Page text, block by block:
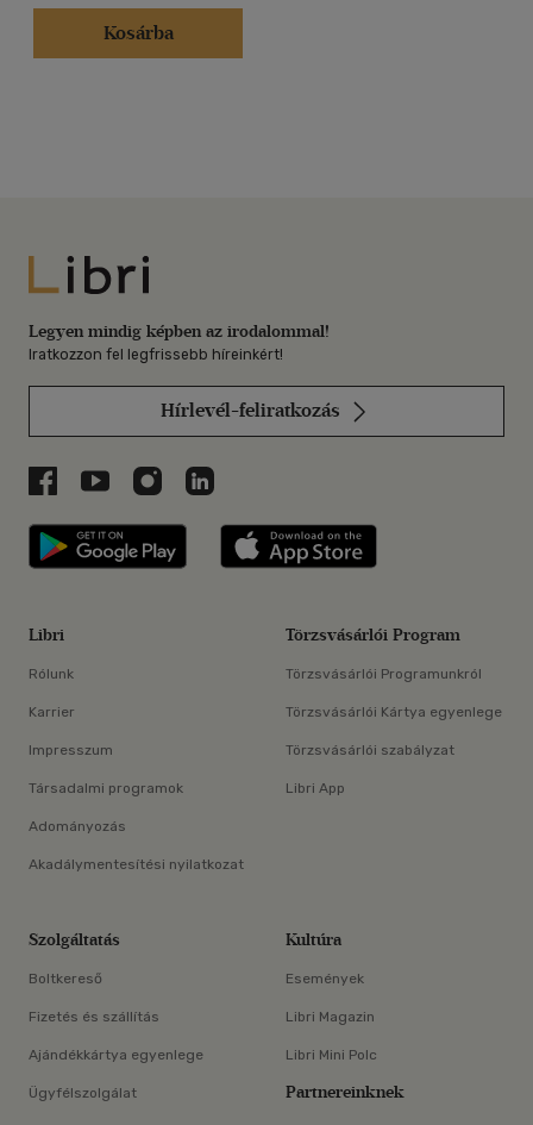
Kosárba
Libri
Legyen mindig képben az irodalommal!
Iratkozzon fel legfrissebb híreinkért!
Hírlevél-feliratkozás
Libri a Facebookon
Libri a Youtube-on
Libri az Instagramon
Libri a LinkedInen
Libri applikáció Szerezd meg: Google
Libri
Rólunk
Karrier
Impresszum
Társadalmi programok
Adományozás
Akadálymentesítési nyilatkozat
Törzsvásárlói Program
Törzsvásárlói Programunkról
Törzsvásárlói Kártya egyenlege
Törzsvásárlói szabályzat
Libri App
Szolgáltatás
Boltkereső
Fizetés és szállítás
Ajándékkártya egyenlege
Ügyfélszolgálat
Kultúra
Események
Libri Magazin
Libri Mini Polc
Partnereinknek